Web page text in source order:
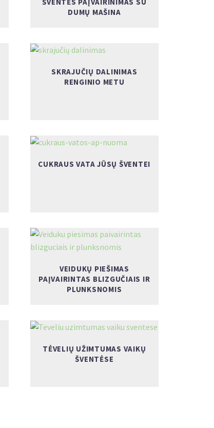
DUMŲ MAŠINA
SKRAJUČIŲ DALINIMAS
RENGINIO METU
CUKRAUS VATA JŪSŲ ŠVENTEI
VEIDUKŲ PIEŠIMAS
PAĮVAIRINTAS BLIZGUČIAIS IR
PLUNKSNOMIS
TĖVELIŲ UŽIMTUMAS VAIKŲ
ŠVENTĖSE